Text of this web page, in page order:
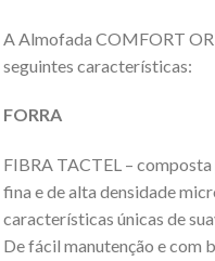
A Almofada COMFORT
seguintes características:
FORRA
FIBRA TACTEL –
fina e de alta densidade
características únicas de
De fácil manutenção e com